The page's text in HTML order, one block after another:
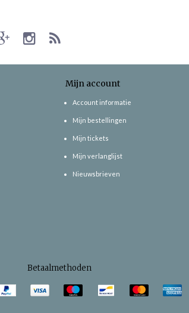
Mijn account
Account informatie
Mijn bestellingen
Mijn tickets
Mijn verlanglijst
Nieuwsbrieven
Betaalmethoden